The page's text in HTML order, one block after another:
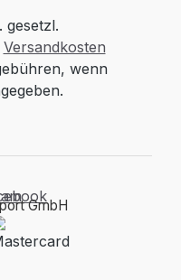
gesetzl.
Versandkosten
wenn
GmbH